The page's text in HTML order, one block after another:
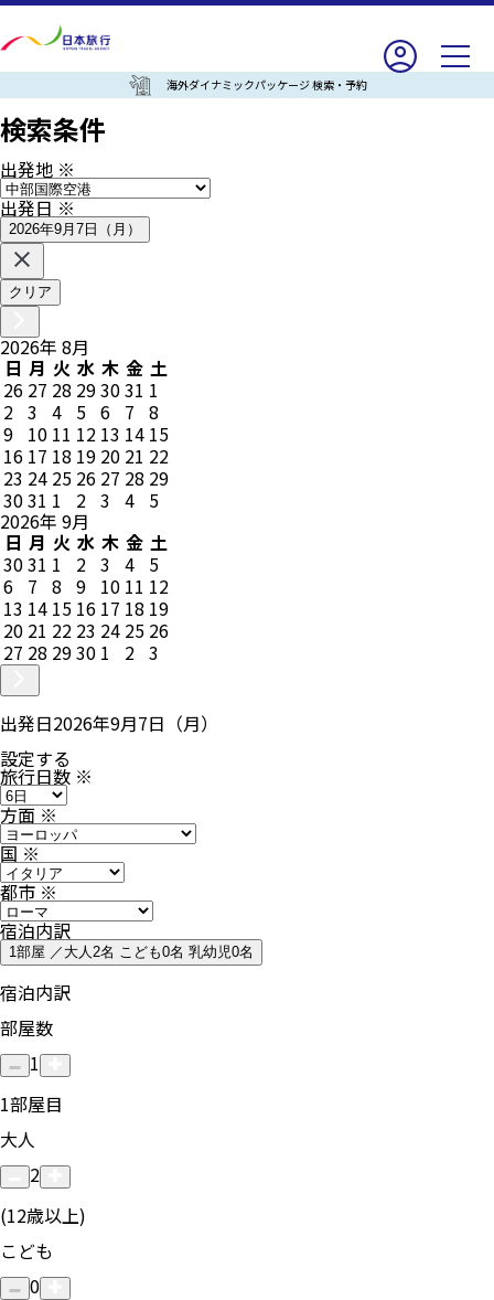
海外ダイナミックパッケージ 検索・予約
検索条件
出発地 ※
出発日※
2026年9月7日（月）
クリア
2026年 8月
日 月 火 水 木 金 土
26 27 28 293031 1
2 3 4 5 6 7 8
9 10 11 12 13 14 15
16 17 18 19 20 21 22
23 24 25 26 27 28 29
3031 1 2 3 4 5
2026年 9月
日 月 火 水 木 金 土
3031 1 2 3 4 5
6 7 8 9 10 11 12
13 14 15 16 17 18 19
20 21 22 23 24 25 26
27 28 2930 1 2 3
出発日2026年9月7日（月）
設定する
旅行日数 ※
方面※
国※
都市※
宿泊内訳
1部屋 ／大人2名 こども0名 乳幼児0名
宿泊内訳
部屋数
1
1部屋目
大人
2
(12歳以上)
こども
0